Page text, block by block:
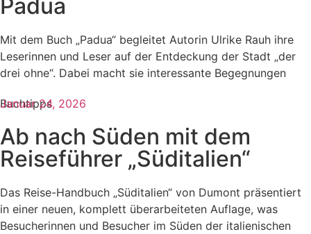
Padua
Mit dem Buch „Padua“ begleitet Autorin Ulrike Rauh ihre
Leserinnen und Leser auf der Entdeckung der Stadt „der
drei ohne“. Dabei macht sie interessante Begegnungen
Buchtipps
Ab nach Süden mit dem
Reiseführer „Süditalien“
Das Reise-Handbuch „Süditalien“ von Dumont präsentiert
in einer neuen, komplett überarbeiteten Auflage, was
Besucherinnen und Besucher im Süden der italienischen
Januar 24, 2026